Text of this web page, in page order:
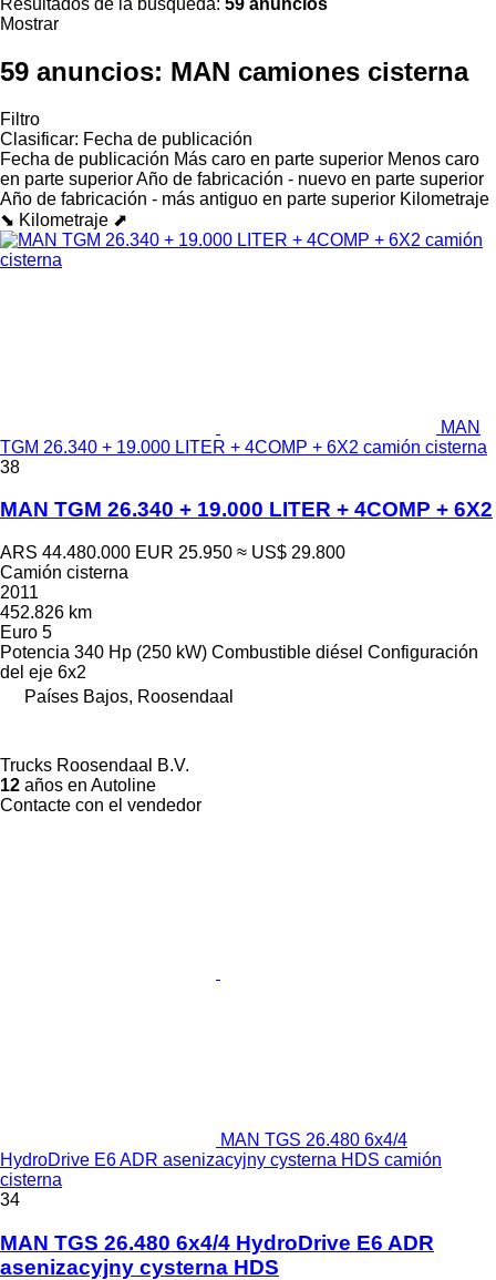
Mostrar
59 anuncios: MAN camiones cisterna
Filtro
Clasificar: Fecha de publicación
Fecha de publicación Más caro en parte superior Menos caro
en parte superiorAño de fabricación - nuevo en parte superior
Año de fabricación - más antiguo en parte superior Kilometraje
⬊ Kilometraje ⬈
MAN
TGM 26.340 + 19.000 LITER + 4COMP + 6X2 camión cisterna
38
MAN TGM 26.340 + 19.000 LITER + 4COMP + 6X2
ARS 44.480.000 EUR 25.950 ≈ US$ 29.800
Camión cisterna
2011
452.826 km
Euro 5
Potencia 340 Hp (250 kW) Combustible diésel Configuración
del eje 6x2
Países Bajos, Roosendaal
Trucks Roosendaal B.V.
12 años en Autoline
Contacte con el vendedor
MAN TGS 26.480 6x4/4
HydroDrive E6 ADR asenizacyjny cysterna HDS camión
cisterna
34
MAN TGS 26.480 6x4/4 HydroDrive E6 ADR
asenizacyjny cysterna HDS